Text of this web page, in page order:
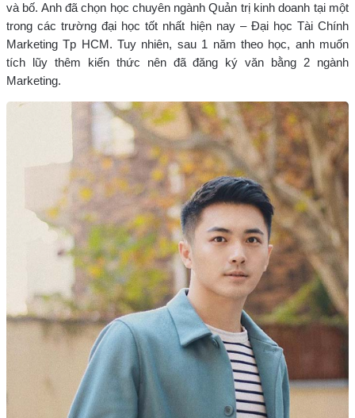
và bố. Anh đã chọn học chuyên ngành Quản trị kinh doanh tại một
trong các trường đại học tốt nhất hiện nay – Đại học Tài Chính
Marketing Tp HCM. Tuy nhiên, sau 1 năm theo học, anh muốn
tích lũy thêm kiến thức nên đã đăng ký văn bằng 2 ngành
Marketing.